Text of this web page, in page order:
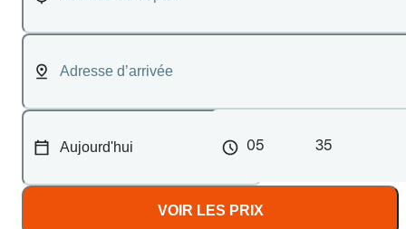
05 35
VOIR LES PRIX